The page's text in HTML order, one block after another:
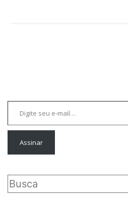
Digite seu e-mail…
Assinar
Pesquisar